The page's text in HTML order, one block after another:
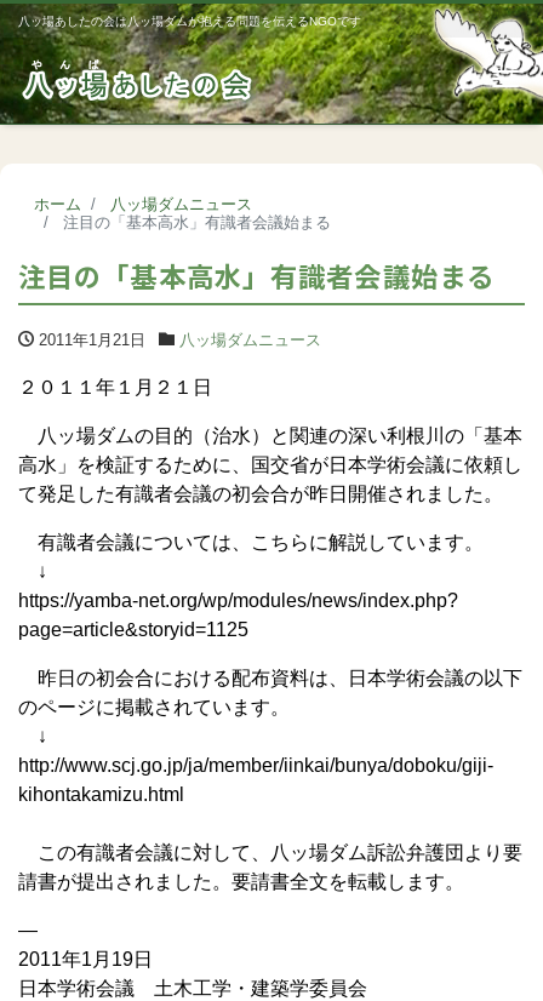
八ッ場あしたの会は八ッ場ダムが抱える問題を伝えるNGOです
ホーム
八ッ場ダムニュース
注目の「基本高水」有識者会議始まる
注目の「基本高水」有識者会議始まる
2011年1月21日 八ッ場ダムニュース
２０１１年１月２１日
八ッ場ダムの目的（治水）と関連の深い利根川の「基本
高水」を検証するために、国交省が日本学術会議に依頼し
て発足した有識者会議の初会合が昨日開催されました。
有識者会議については、こちらに解説しています。
↓
https://yamba-net.org/wp/modules/news/index.php?
page=article&storyid=1125
昨日の初会合における配布資料は、日本学術会議の以下
のページに掲載されています。
↓
http://www.scj.go.jp/ja/member/iinkai/bunya/doboku/giji-
kihontakamizu.html
この有識者会議に対して、八ッ場ダム訴訟弁護団より要
請書が提出されました。要請書全文を転載します。
—
2011年1月19日
日本学術会議 土木工学・建築学委員会